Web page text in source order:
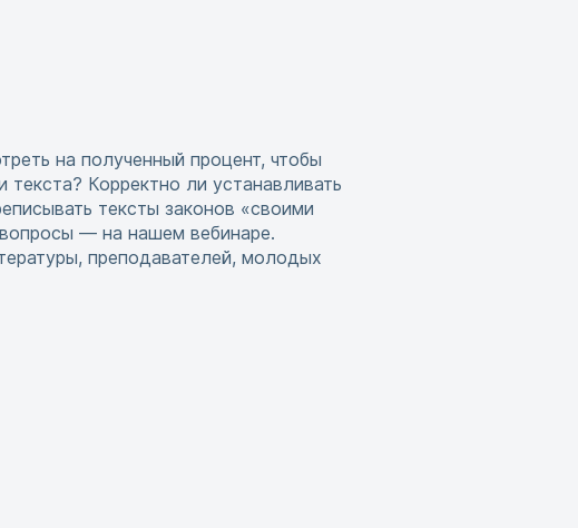
на полученный процент, чтобы
Корректно ли устанавливать
тексты законов «своими
— на нашем вебинаре.
преподавателей, молодых